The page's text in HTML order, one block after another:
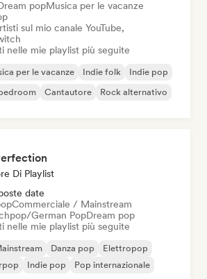
popMusica per le vacanze
sul mio canale YouTube,
nelle mie playlist più seguite
per le vacanze Indie folk
Indie pop
Cantautore Rock alternativo
Di Playlist
date
Commerciale / Mainstream
German PopDream pop
nelle mie playlist più seguite
Danza pop
Elettropop
Indie pop
Pop internazionale